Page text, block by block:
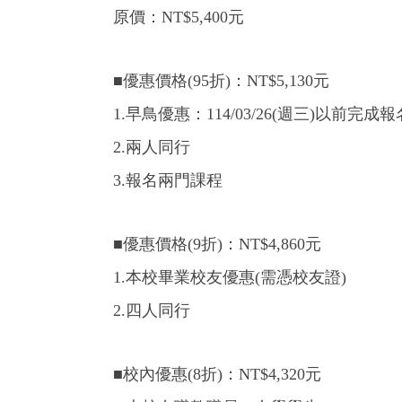
原價：NT$5,400元
■優惠價格(95折)：NT$5,130元
1.早鳥優惠：114/03/26(週三)以前完成
2.兩人同行
3.報名兩門課程
■優惠價格(9折)：NT$4,860元
1.本校畢業校友優惠(需憑校友證)
2.四人同行
■校內優惠(8折)：NT$4,320元